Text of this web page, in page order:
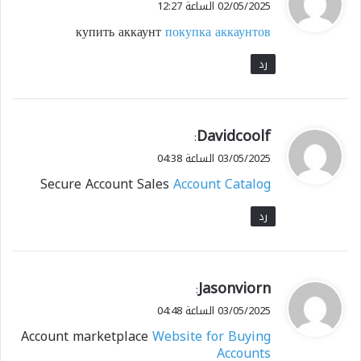
ل
02/05/2025 الساعة 12:27
купить аккаунтпокупка аккаунтов
رد
ي
ق
ل
Davidcoolf
:
03/05/2025 الساعة 04:38
Secure Account SalesAccount Catalog
رد
ي
ق
ل
Jasonviorn
:
03/05/2025 الساعة 04:48
Account marketplaceWebsite for Buying
Accounts